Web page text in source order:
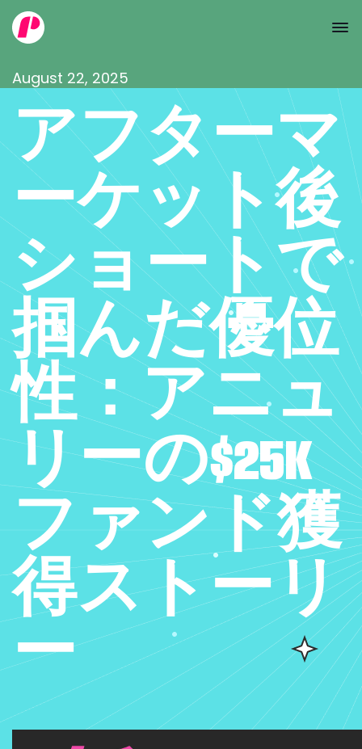
August 22, 2025
アフターマ
ーケット後
ショートで
掴んだ優位
性：アニュ
リーの$25K
ファンド獲
得ストーリ
ー